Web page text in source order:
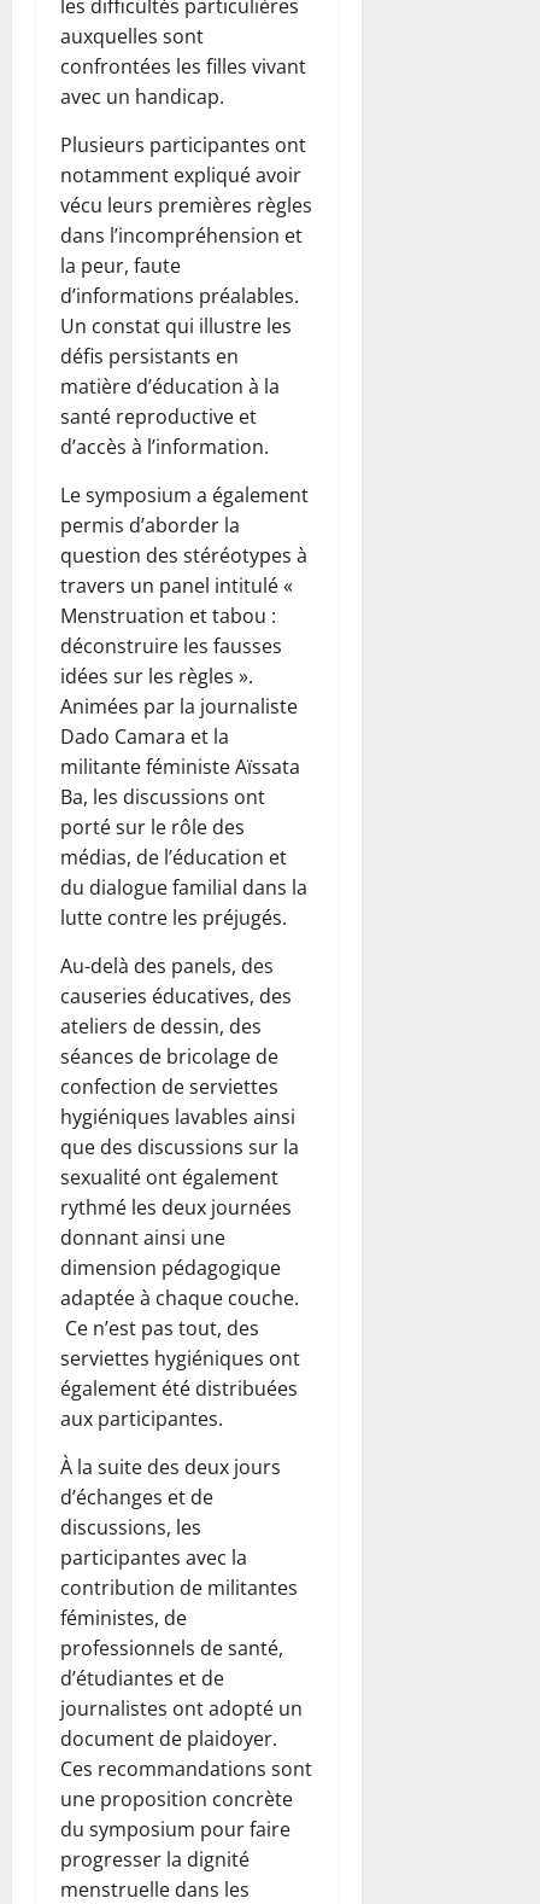
les difficultés particulières
auxquelles sont
confrontées les filles vivant
avec un handicap.
Plusieurs participantes ont
notamment expliqué avoir
vécu leurs premières règles
dans l’incompréhension et
la peur, faute
d’informations préalables.
Un constat qui illustre les
défis persistants en
matière d’éducation à la
santé reproductive et
d’accès à l’information.
Le symposium a également
permis d’aborder la
question des stéréotypes à
travers un panel intitulé «
Menstruation et tabou :
déconstruire les fausses
idées sur les règles ».
Animées par la journaliste
Dado Camara et la
militante féministe Aïssata
Ba, les discussions ont
porté sur le rôle des
médias, de l’éducation et
du dialogue familial dans la
lutte contre les préjugés.
Au-delà des panels, des
causeries éducatives, des
ateliers de dessin, des
séances de bricolage de
confection de serviettes
hygiéniques lavables ainsi
que des discussions sur la
sexualité ont également
rythmé les deux journées
donnant ainsi une
dimension pédagogique
adaptée à chaque couche.
Ce n’est pas tout, des
serviettes hygiéniques ont
également été distribuées
aux participantes.
À la suite des deux jours
d’échanges et de
discussions, les
participantes avec la
contribution de militantes
féministes, de
professionnels de santé,
d’étudiantes et de
journalistes ont adopté un
document de plaidoyer.
Ces recommandations sont
une proposition concrète
du symposium pour faire
progresser la dignité
menstruelle dans les